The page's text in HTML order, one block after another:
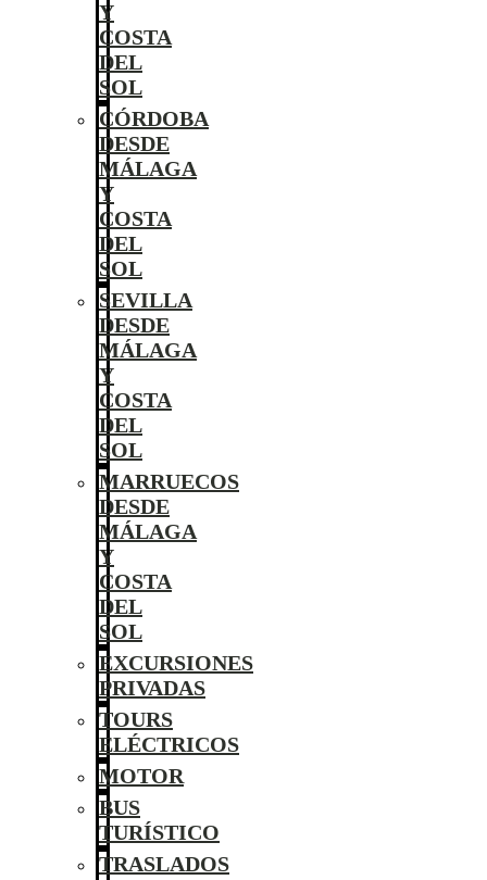
Y
COSTA
DEL
SOL
CÓRDOBA
DESDE
MÁLAGA
Y
COSTA
DEL
SOL
SEVILLA
DESDE
MÁLAGA
Y
COSTA
DEL
SOL
MARRUECOS
DESDE
MÁLAGA
Y
COSTA
DEL
SOL
EXCURSIONES
PRIVADAS
TOURS
ELÉCTRICOS
MOTOR
BUS
TURÍSTICO
TRASLADOS